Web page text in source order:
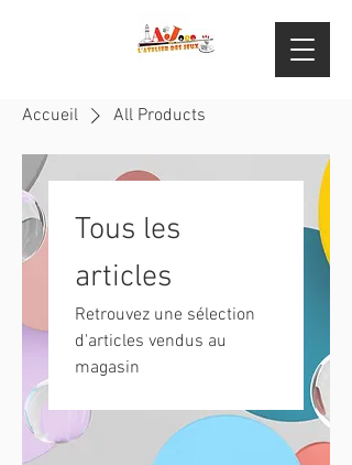
Accueil All Products
Tous les
articles
Retrouvez une sélection
d'articles vendus au
magasin